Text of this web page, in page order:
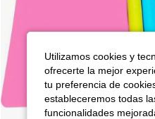
Utilizamos cookies y
ofrecerte la mejor
tu preferencia de
estableceremos todas
funcionalidades